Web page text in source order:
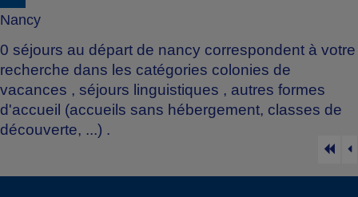
Nancy
0 séjours au départ de nancy correspondent à votre
recherche dans les catégories colonies de
vacances , séjours linguistiques , autres formes
d'accueil (accueils sans hébergement, classes de
découverte, ...) .